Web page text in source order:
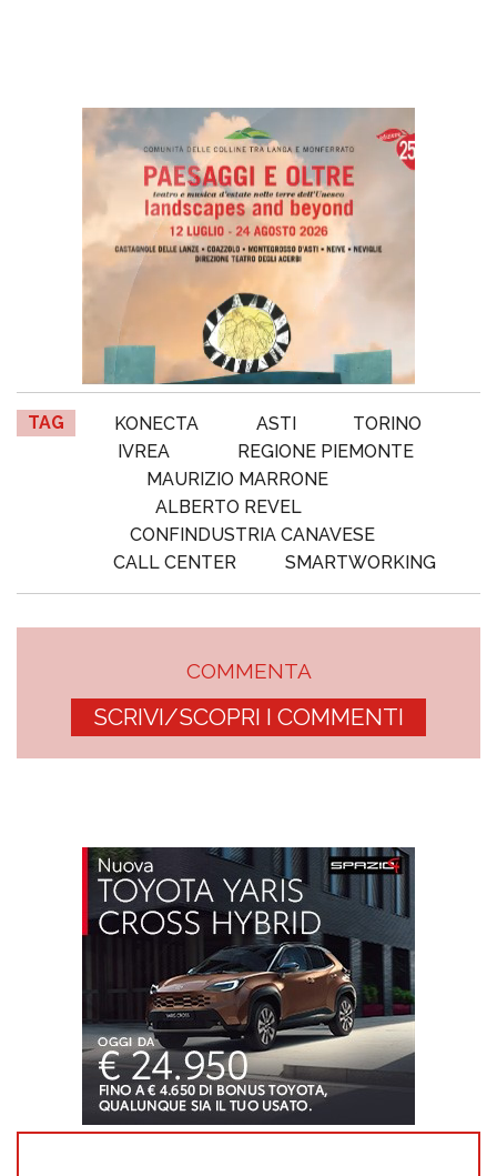
TAG KONECTA ASTI
TORINO
IVREA
REGIONE PIEMONTE
MAURIZIO MARRONE
ALBERTO REVEL
CONFINDUSTRIA CANAVESE
CALL CENTER
SMARTWORKING
COMMENTA
SCRIVI/SCOPRI I COMMENTI